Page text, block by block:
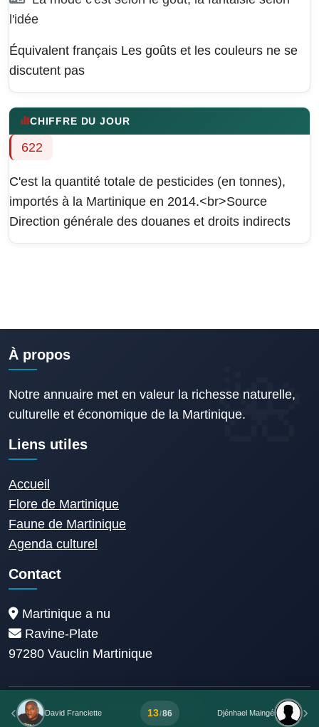
David Franciette 13/86 Djénhael Maingé
l'idée
Équivalent français Les goûts et les couleurs ne se
discutent pas
CHIFFRE DU JOUR
622
C'est la quantité totale de pesticides (en tonnes),
importés à la Martinique en 2014.<br>Source
Direction générale des douanes et droits indirects
À propos
Notre annuaire met en valeur la richesse naturelle,
culturelle et économique de la Martinique.
Liens utiles
Accueil
Flore de Martinique
Faune de Martinique
Agenda culturel
Contact
Martinique a nu
Ravine-Plate
97280 Vauclin Martinique
© 2014 - 2026 © Martinique A nu